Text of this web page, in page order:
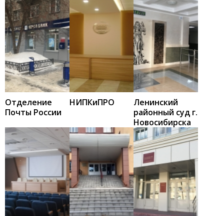
Отделение
Почты России
НИПКиПРО
Ленинский
районный суд г.
Новосибирска